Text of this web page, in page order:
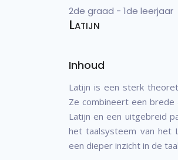
2de graad - 1de leerjaar
Latijn
Inhoud
Latijn is een sterk
Ze combineert een
Latijn en een uitgebreid
het taalsysteem van het
een dieper inzicht in de